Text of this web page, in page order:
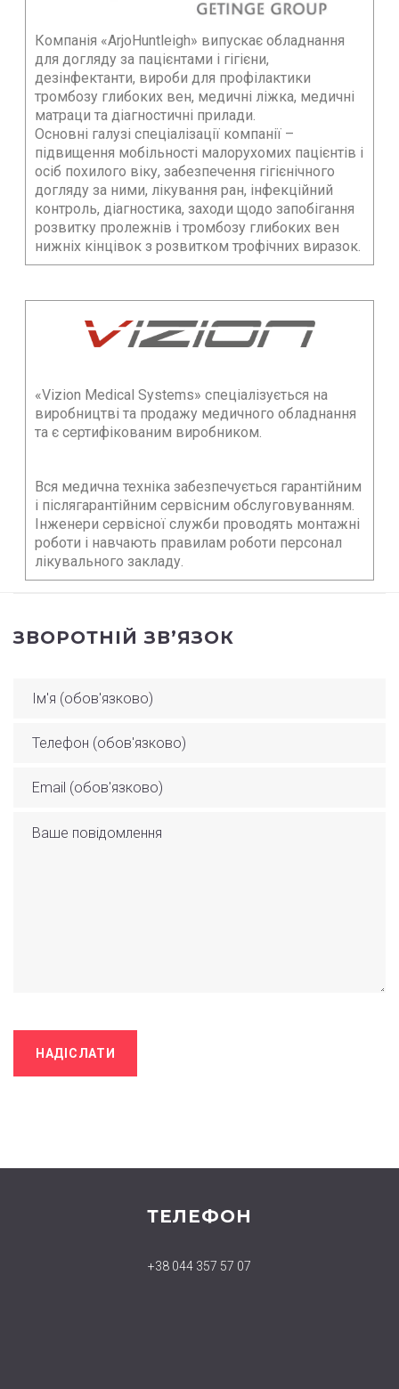
Компанія «ArjoHuntleigh» випускає обладнання
для догляду за пацієнтами і гігієни,
дезінфектанти, вироби для профілактики
тромбозу глибоких вен, медичні ліжка, медичні
матраци та діагностичні прилади.
Основні галузі спеціалізації компанії –
підвищення мобільності малорухомих пацієнтів і
осіб похилого віку, забезпечення гігієнічного
догляду за ними, лікування ран, інфекційний
контроль, діагностика, заходи щодо запобігання
розвитку пролежнів і тромбозу глибоких вен
нижніх кінцівок з розвитком трофічних виразок.
«Vizion Medical Systems» спеціалізується на
виробництві та продажу медичного обладнання
та є сертифікованим виробником.
Вся медична техніка забезпечується гарантійним
і післягарантійним сервісним обслуговуванням.
Інженери сервісної служби проводять монтажні
роботи і навчають правилам роботи персонал
лікувального закладу.
ЗВОРОТНІЙ ЗВ’ЯЗОК
ТЕЛЕФОН
+38 044 357 57 07